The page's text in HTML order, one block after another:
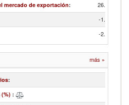
mercado de exportación: 26.50
-1.24
-2.72
más »
:
: